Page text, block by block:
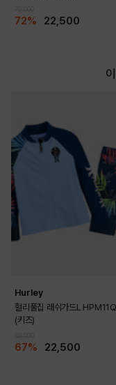
72% 22,500
Hurley
헐리풀집 래쉬가드L
(키즈)
67% 22,500